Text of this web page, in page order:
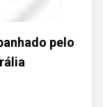
pelo